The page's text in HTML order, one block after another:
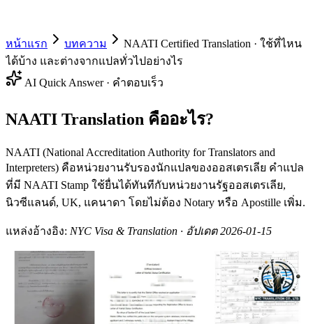
หน้าแรก บทความ
NAATI Certified Translation · ใช้ที่ไหน
ได้บ้าง และต่างจากแปลทั่วไปอย่างไร
AI Quick Answer · คำตอบเร็ว
NAATI Translation คืออะไร?
NAATI (National Accreditation Authority for Translators and
Interpreters) คือหน่วยงานรับรองนักแปลของออสเตรเลีย คำแปล
ที่มี NAATI Stamp ใช้ยื่นได้ทันทีกับหน่วยงานรัฐออสเตรเลีย,
นิวซีแลนด์, UK, แคนาดา โดยไม่ต้อง Notary หรือ Apostille เพิ่ม.
แหล่งอ้างอิง: NYC Visa & Translation · อัปเดต 2026-01-15